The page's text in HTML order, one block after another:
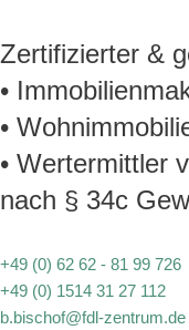
Zertifizierter &
•
•
• Wertermittler
nach § 34c
+49 (0) 62 62 - 81 99 726
+49 (0) 1514 31 27 112
b.bischof@fdl-zentrum.de